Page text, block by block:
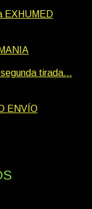
EXHUMED
segunda tirada…
ENVÍO